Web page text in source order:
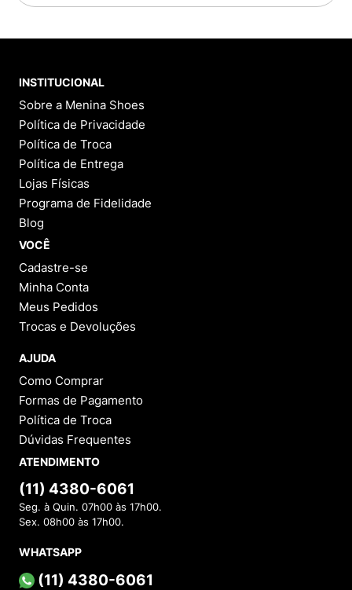
INSTITUCIONAL
Sobre a Menina Shoes
Política de Privacidade
Política de Troca
Política de Entrega
Lojas Físicas
Programa de Fidelidade
Blog
VOCÊ
Cadastre-se
Minha Conta
Meus Pedidos
Trocas e Devoluções
AJUDA
Como Comprar
Formas de Pagamento
Política de Troca
Dúvidas Frequentes
ATENDIMENTO
(11) 4380-6061
Seg. à Quin. 07h00 às 17h00.
Sex. 08h00 às 17h00.
WHATSAPP
(11) 4380-6061